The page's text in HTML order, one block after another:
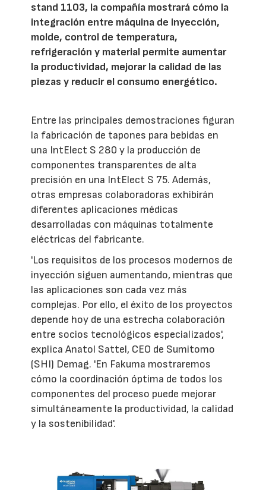
stand 1103, la compañía mostrará cómo la
integración entre máquina de inyección,
molde, control de temperatura,
refrigeración y material permite aumentar
la productividad, mejorar la calidad de las
piezas y reducir el consumo energético.
Entre las principales demostraciones figuran
la fabricación de tapones para bebidas en
una IntElect S 280 y la producción de
componentes transparentes de alta
precisión en una IntElect S 75. Además,
otras empresas colaboradoras exhibirán
diferentes aplicaciones médicas
desarrolladas con máquinas totalmente
eléctricas del fabricante.
'Los requisitos de los procesos modernos de
inyección siguen aumentando, mientras que
las aplicaciones son cada vez más
complejas. Por ello, el éxito de los proyectos
depende hoy de una estrecha colaboración
entre socios tecnológicos especializados',
explica Anatol Sattel, CEO de Sumitomo
(SHI) Demag. 'En Fakuma mostraremos
cómo la coordinación óptima de todos los
componentes del proceso puede mejorar
simultáneamente la productividad, la calidad
y la sostenibilidad'.